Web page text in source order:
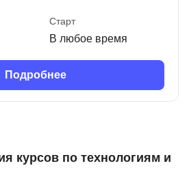
Старт
В любое время
Подробнее
курсов по технологиям и